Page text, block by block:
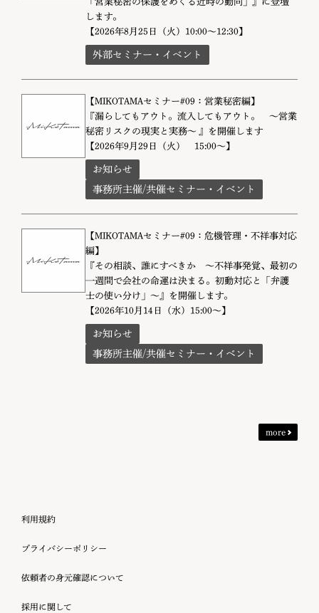
します。
【2026年8月25日（火）10:00～12:30】
外部セミナー・イベント
【MIKOTAMAセミナー#09：営業秘密編】
『漏らしてもアウト。流入してもアウト。 〜営業
秘密リスクの現実と実務〜 』を開催します
【2026年9月29日（火） 15:00～】
お知らせ
事務所主催/共催セミナー・イベント
【MIKOTAMAセミナー#09：危機管理・不祥事対応
編】
『その相談、誰にすべきか 〜不祥事発覚、最初の
一週間で会社の命運は決まる。初動対応と「弁護
士の使い分け」〜』を開催します。
【2026年10月14日（水）15:00～】
お知らせ
事務所主催/共催セミナー・イベント
more
利用規約
プライバシーポリシー
依頼者の身元確認について
採用に関して